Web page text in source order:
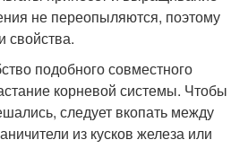
не переопыляются, поэтому
свойства.
подобного совместного
корневой системы. Чтобы
следует вкопать между
из кусков железа или